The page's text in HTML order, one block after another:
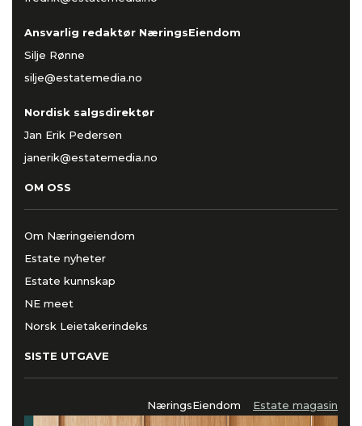
Ansvarlig redaktør NæringsEiendom
Silje Rønne
silje@estatemedia.no
Nordisk salgsdirektør
Jan Erik Pedersen
janerik@estatemedia.no
OM OSS
Om Næringeiendom
Estate nyheter
Estate kunnskap
NE meet
Norsk Leietakerindeks
SISTE UTGAVE
NæringsEiendom Estate magasin